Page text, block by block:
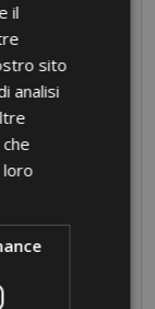
il
sito
analisi
loro